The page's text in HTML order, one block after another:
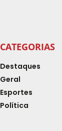
CATEGORIAS
Destaques
Geral
Esportes
Política